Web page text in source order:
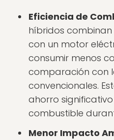
Eficiencia de
híbridos
con un motor
consumir menos
comparación con
convencionales.
ahorro
combustible
Menor Impacto